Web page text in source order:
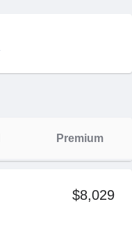
Premium
$8,029